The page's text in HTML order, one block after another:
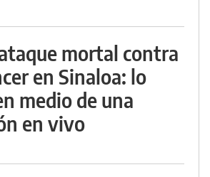
mortal contra
en Sinaloa: lo
medio de una
en vivo